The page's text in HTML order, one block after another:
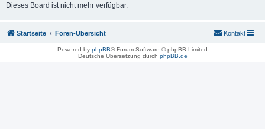
Dieses Board ist nicht mehr verfügbar.
Startseite Foren-Übersicht Kontakt
Powered by phpBB® Forum Software © phpBB Limited
Deutsche Übersetzung durch phpBB.de